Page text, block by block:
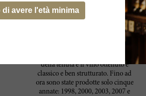
punta, Cuvée da Capo, molto
concentrato, è diventato uno dei
vini più ricercati della Valle del
Rodano. Prodotto solo nelle annate
della tenuta e il vino ottenuto è
classico e ben strutturato. Fino ad
ora sono state prodotte solo cinque
annate: 1998, 2000, 2003, 2007 e
di avere l'età minima